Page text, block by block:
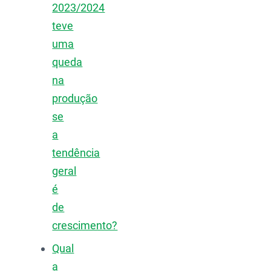
2023/2024
teve
uma
queda
na
produção
se
a
tendência
geral
é
de
crescimento?
Qual
a